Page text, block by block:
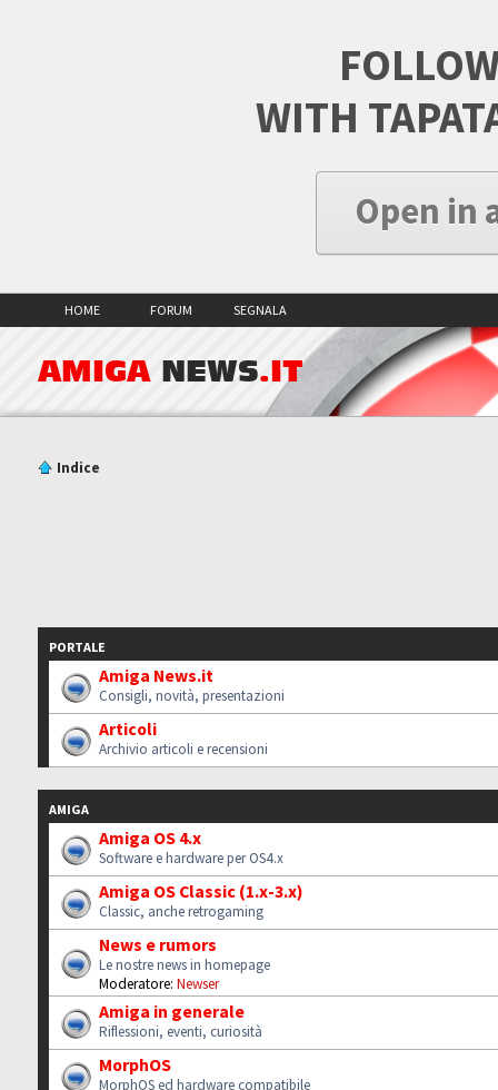
WITH
Open in
HOME FORUM SEGNALA
AMIGA NEWS.IT
Indice
PORTALE
Amiga News.it
Consigli, novità, presentazioni
Articoli
Archivio articoli e recensioni
AMIGA
Amiga OS 4.x
Software e hardware per OS4.x
Amiga OS Classic (1.x-3.x)
Classic, anche retrogaming
News e rumors
Le nostre news in homepage
Moderatore: Newser
Amiga in generale
Riflessioni, eventi, curiosità
MorphOS
MorphOS ed hardware compatibile